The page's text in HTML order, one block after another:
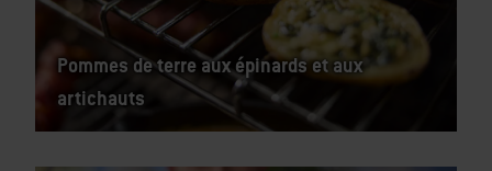
Pommes de terre aux épinards et aux
artichauts